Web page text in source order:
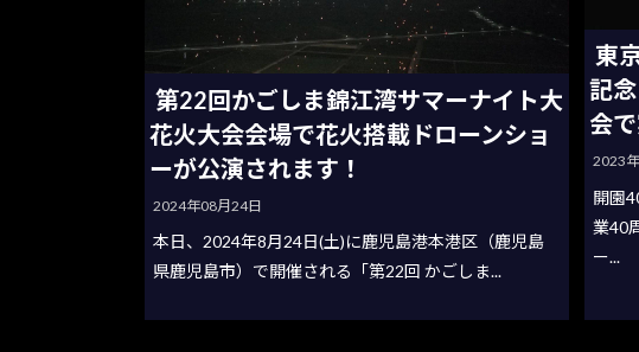
第22回かごしま錦江湾サマーナイト大
花火大会会場で花火搭載ドローンショ
ーが公演されます！
2024年08月24日
本日、2024年8月24日(土)に鹿児島港本港区（鹿児島
県鹿児島市）で開催される「第22回 かごしま...
東
記
会
2023
開園
業40
ー...